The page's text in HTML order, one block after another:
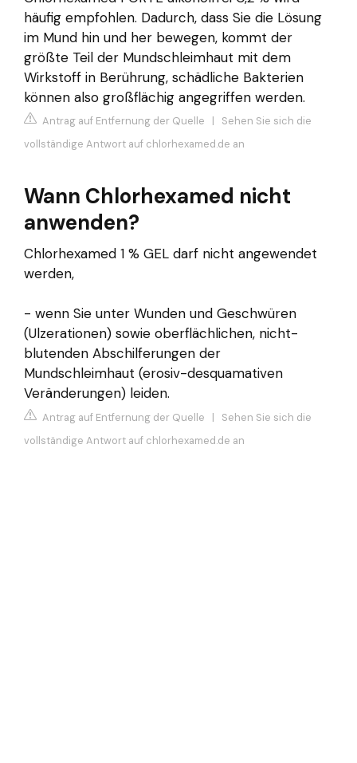
häufig empfohlen. Dadurch, dass Sie die Lösung
im Mund hin und her bewegen, kommt der
größte Teil der Mundschleimhaut mit dem
Wirkstoff in Berührung, schädliche Bakterien
können also großflächig angegriffen werden.
Antrag auf Entfernung der Quelle | Sehen Sie sich die
vollständige Antwort auf chlorhexamed.de an
Wann Chlorhexamed nicht
anwenden?
Chlorhexamed 1 % GEL darf nicht angewendet
werden,
- wenn Sie unter Wunden und Geschwüren
(Ulzerationen) sowie oberflächlichen, nicht-
blutenden Abschilferungen der
Mundschleimhaut (erosiv-desquamativen
Veränderungen) leiden.
Antrag auf Entfernung der Quelle | Sehen Sie sich die
vollständige Antwort auf chlorhexamed.de an